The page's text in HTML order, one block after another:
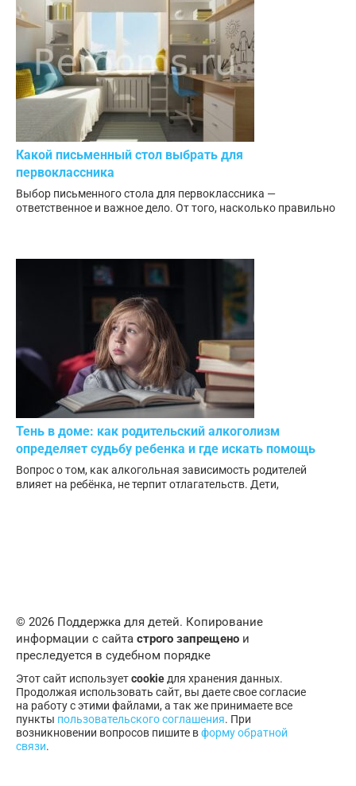
Какой письменный стол выбрать для
первоклассника
Выбор письменного стола для первоклассника —
ответственное и важное дело. От того, насколько правильно
Тень в доме: как родительский алкоголизм
определяет судьбу ребенка и где искать помощь
Вопрос о том, как алкогольная зависимость родителей
влияет на ребёнка, не терпит отлагательств. Дети,
© 2026 Поддержка для детей. Копирование
информации с сайта строго запрещено и
преследуется в судебном порядке
Этот сайт используетcookieдля хранения данных.
Продолжая использовать сайт, вы даете свое согласие
на работу с этими файлами, а так же принимаете все
пункты пользовательского соглашения. При
возникновении вопросов пишите вформу обратной
связи.